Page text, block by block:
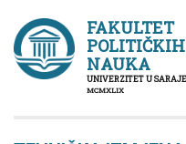
FAKULTET
POLITIČKIH
NAUKA
UNIVERZITET U
MCMXLIX